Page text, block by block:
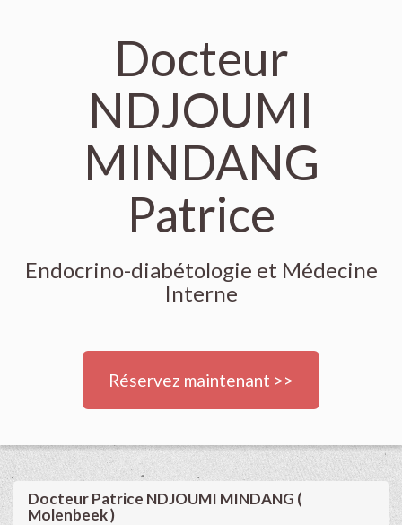
Docteur
NDJOUMI
MINDANG
Patrice
Endocrino-diabétologie et Médecine
Interne
Réservez maintenant >>
Docteur Patrice NDJOUMI MINDANG (
Molenbeek )